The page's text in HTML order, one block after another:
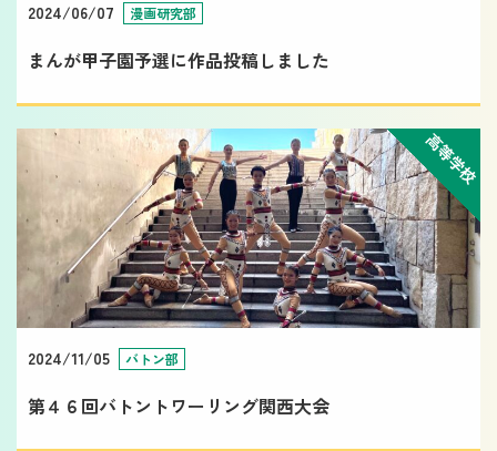
2024/06/07 漫画研究部
まんが甲子園予選に作品投稿しました
高等学校
2024/11/05 バトン部
第４６回バトントワーリング関西大会